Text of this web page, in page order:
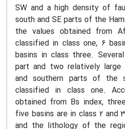
SW and a high density of
south and SE parts of the
the values obtained from
classified in class one, 6
basins in class three.
part and two relatively large
and southern parts of the
classified in class one.
obtained from Bs index,
five basins are in class 2 and
and the lithology of the